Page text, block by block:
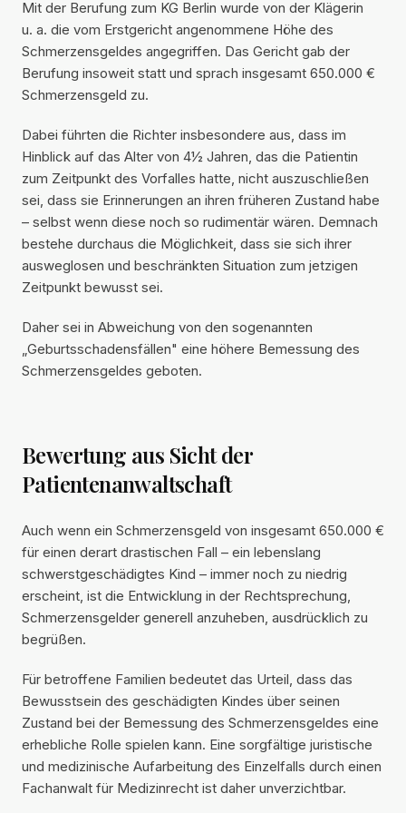
Mit der Berufung zum KG Berlin wurde von der Klägerin
u. a. die vom Erstgericht angenommene Höhe des
Schmerzensgeldes angegriffen. Das Gericht gab der
Berufung insoweit statt und sprach insgesamt 650.000 €
Schmerzensgeld zu.
Dabei führten die Richter insbesondere aus, dass im
Hinblick auf das Alter von 4½ Jahren, das die Patientin
zum Zeitpunkt des Vorfalles hatte, nicht auszuschließen
sei, dass sie Erinnerungen an ihren früheren Zustand habe
– selbst wenn diese noch so rudimentär wären. Demnach
bestehe durchaus die Möglichkeit, dass sie sich ihrer
ausweglosen und beschränkten Situation zum jetzigen
Zeitpunkt bewusst sei.
Daher sei in Abweichung von den sogenannten
„Geburtsschadensfällen" eine höhere Bemessung des
Schmerzensgeldes geboten.
Bewertung aus Sicht der
Patientenanwaltschaft
Auch wenn ein Schmerzensgeld von insgesamt 650.000 €
für einen derart drastischen Fall – ein lebenslang
schwerstgeschädigtes Kind – immer noch zu niedrig
erscheint, ist die Entwicklung in der Rechtsprechung,
Schmerzensgelder generell anzuheben, ausdrücklich zu
begrüßen.
Für betroffene Familien bedeutet das Urteil, dass das
Bewusstsein des geschädigten Kindes über seinen
Zustand bei der Bemessung des Schmerzensgeldes eine
erhebliche Rolle spielen kann. Eine sorgfältige juristische
und medizinische Aufarbeitung des Einzelfalls durch einen
Fachanwalt für Medizinrecht ist daher unverzichtbar.